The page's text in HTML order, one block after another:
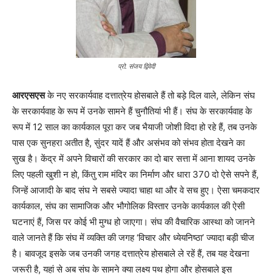
प्रो. संजय द्विवेदी
आरएसएसके नए सरकार्यवाह दत्तात्रेय होसबाले हैं तो बड़े दिल वाले, लेकिन संघ
के सरकार्यवाह के रूप में उनके सामने हैं चुनौतियां भी हैं। संघ के सरकार्यवाह के
रूप में 12 साल का कार्यकाल पूरा कर जब भैयाजी जोशी विदा हो रहे हैं, तब उनके
पास एक सुनहरा अतीत है, सुंदर यादें हैं और असंभव को संभव होता देखने का
सुख है। केंद्र में अपने विचारों की सरकार का दो बार सत्ता में आना शायद उनके
लिए पहली खुशी न हो, किंतु राम मंदिर का निर्माण और धारा 370 दो ऐसे सपने हैं,
जिन्हें आजादी के बाद संघ ने सबसे ज्यादा चाहा था और वे सच हुए। ऐसा चमकदार
कार्यकाल, संघ का सामाजिक और भौगोलिक विस्तार उनके कार्यकाल की ऐसी
घटनाएं हैं, जिस पर कोई भी मुग्ध हो जाएगा। संघ की वैचारिक आस्था को जानने
वाले जानते हैं कि संघ में व्यक्ति की जगह ‘विचार और ध्येयनिष्ठा’ ज्यादा बड़ी चीज
है। बावजूद इसके जब उनकी जगह दत्तात्रेय होसबाले ले रहें हैं, तब यह देखना
जरूरी है, यहां से अब संघ के सामने क्या लक्ष्य पथ होगा और होसबाले इस